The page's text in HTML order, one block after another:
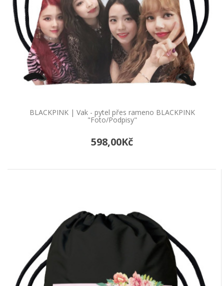
BLACKPINK | Vak - pytel přes rameno BLACKPINK
"Foto/Podpisy"
598,00Kč